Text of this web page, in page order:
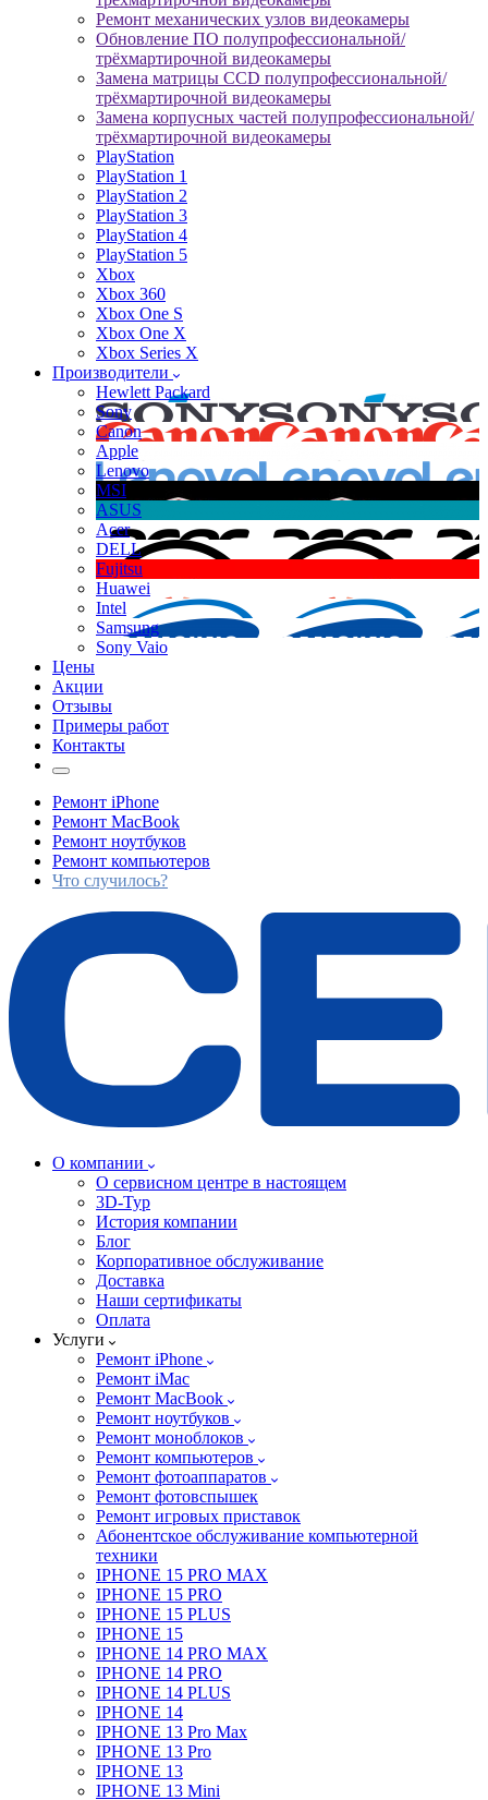
Ремонт механических узлов видеокамеры
Обновление ПО полупрофессиональной/
трёхмартирочной видеокамеры
Замена матрицы CCD полупрофессиональной/
трёхмартирочной видеокамеры
Замена корпусных частей полупрофессиональной/
трёхмартирочной видеокамеры
PlayStation
PlayStation 1
PlayStation 2
PlayStation 3
PlayStation 4
PlayStation 5
Xbox
Xbox 360
Xbox One S
Xbox One X
Xbox Series X
Производители
Hewlett Packard
Sony
Canon
Apple
Lenovo
MSI
ASUS
Acer
DELL
Fujitsu
Huawei
Intel
Samsung
Sony Vaio
Цены
Акции
Отзывы
Примеры работ
Контакты
Ремонт iPhone
Ремонт MacBook
Ремонт ноутбуков
Ремонт компьютеров
Что случилось?
О компании
О сервисном центре в настоящем
3D-Тур
История компании
Блог
Корпоративное обслуживание
Доставка
Наши сертификаты
Оплата
Услуги
Ремонт iPhone
Ремонт iMac
Ремонт MacBook
Ремонт ноутбуков
Ремонт моноблоков
Ремонт компьютеров
Ремонт фотоаппаратов
Ремонт фотовспышек
Ремонт игровых приставок
Абонентское обслуживание компьютерной
техники
IPHONE 15 PRO MAX
IPHONE 15 PRO
IPHONE 15 PLUS
IPHONE 15
IPHONE 14 PRO MAX
IPHONE 14 PRO
IPHONE 14 PLUS
IPHONE 14
IPHONE 13 Pro Max
IPHONE 13 Pro
IPHONE 13
IPHONE 13 Mini